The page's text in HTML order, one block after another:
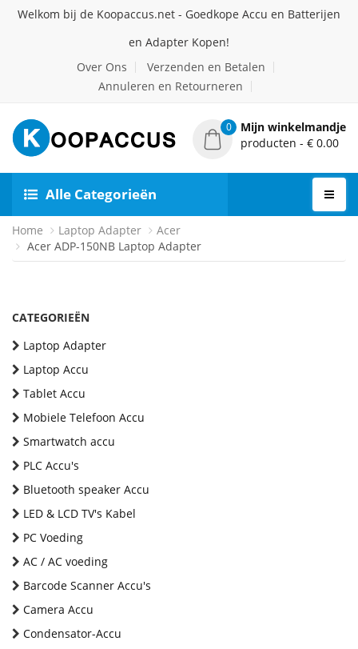
Welkom bij de Koopaccus.net - Goedkope Accu en Batterijen
en Adapter Kopen!
Over Ons
Verzenden en Betalen
Annuleren en Retourneren
0
Mijn winkelmandje
producten - € 0.00
Alle Categorieën
Home Laptop Adapter
Acer
Acer ADP-150NB Laptop Adapter
CATEGORIEËN
Laptop Adapter
Laptop Accu
Tablet Accu
Mobiele Telefoon Accu
Smartwatch accu
PLC Accu's
Bluetooth speaker Accu
LED & LCD TV's Kabel
PC Voeding
AC / AC voeding
Barcode Scanner Accu's
Camera Accu
Condensator-Accu